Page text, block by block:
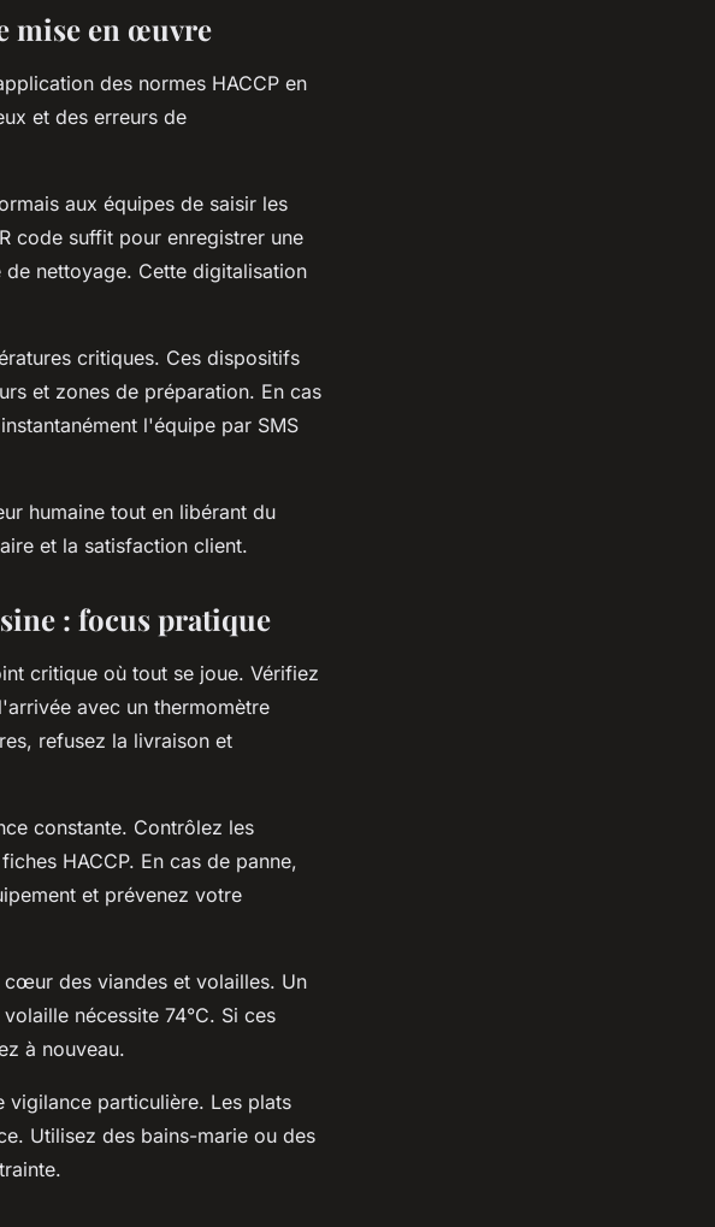
mise en œuvre
des normes HACCP en
et des erreurs de
aux équipes de saisir les
code suffit pour enregistrer une
nettoyage. Cette digitalisation
critiques. Ces dispositifs
et zones de préparation. En cas
l'équipe par SMS
humaine tout en libérant du
et la satisfaction client.
: focus pratique
critique où tout se joue. Vérifiez
avec un thermomètre
refusez la livraison et
constante. Contrôlez les
HACCP. En cas de panne,
et prévenez votre
cœur des viandes et volailles. Un
nécessite 74°C. Si ces
à nouveau.
vigilance particulière. Les plats
Utilisez des bains-marie ou des